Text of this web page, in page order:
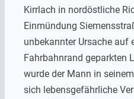
Kirrlach in nordöstliche
Einmündung
unbekannter Ursache auf
Fahrbahnrand geparkten
wurde der Mann in
sich lebensgefährliche